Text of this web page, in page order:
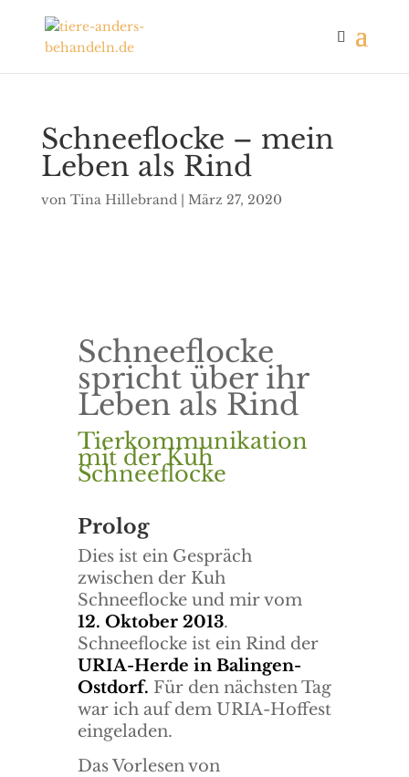
Schneeflocke – mein
Leben als Rind
von Tina Hillebrand| März 27, 2020
Schneeflocke
spricht über ihr
Leben als Rind
Tierkommunikation
mit der Kuh
Schneeflocke
Prolog
Dies ist ein Gespräch
zwischen der Kuh
Schneeflocke und mir vom
12. Oktober 2013.
Schneeflocke ist ein Rind der
URIA-Herde in Balingen-
Ostdorf. Für den nächsten Tag
war ich auf dem URIA-Hoffest
eingeladen.
Das Vorlesen von